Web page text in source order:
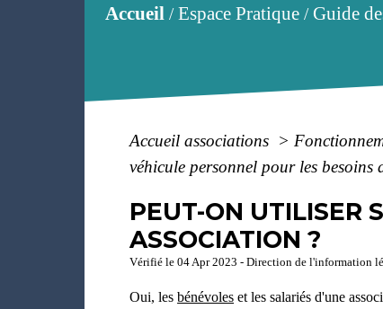
Accueil/Espace Pratique/Guide
Accueil associations >
véhicule personnel pour les besoins
PEUT-ON UTILISER
ASSOCIATION ?
Vérifié le 04 Apr 2023 - Direction de l'information
Oui, lesbénévoles et les salariés d'une